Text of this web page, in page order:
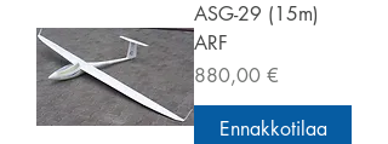
ASG-29 (15m)
ARF
Hinta
880,00 €
Ennakkotilaa